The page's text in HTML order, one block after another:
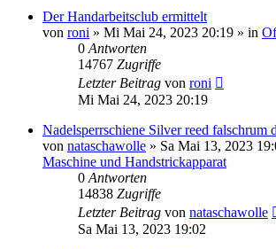
Der Handarbeitsclub ermittelt
von roni » Mi Mai 24, 2023 20:19 » in
0 Antworten
14767 Zugriffe
Letzter Beitrag von roni
Mi Mai 24, 2023 20:19
Nadelsperrschiene Silver reed falschrum
von nataschawolle » Sa Mai 13, 2023
Maschine und Handstrickapparat
0 Antworten
14838 Zugriffe
Letzter Beitrag von nataschawolle
Sa Mai 13, 2023 19:02